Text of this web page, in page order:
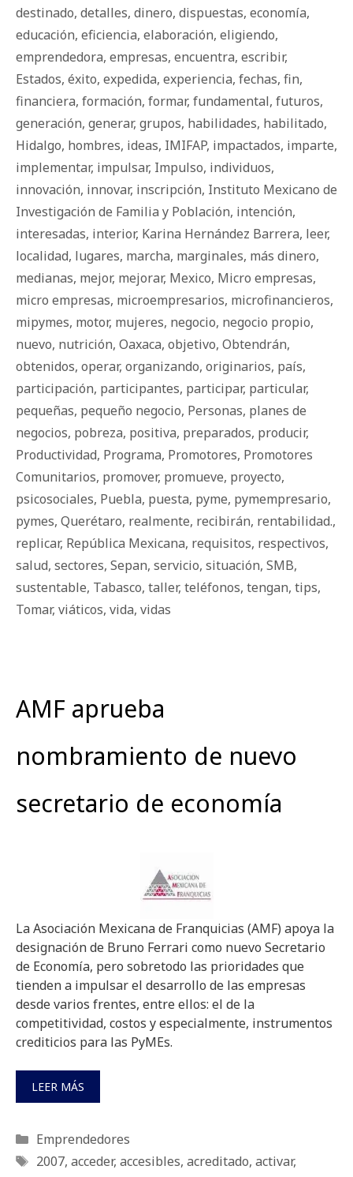
destinado, detalles, dinero, dispuestas, economía,
educación, eficiencia, elaboración, eligiendo,
emprendedora, empresas, encuentra, escribir,
Estados, éxito, expedida, experiencia, fechas, fin,
financiera, formación, formar, fundamental, futuros,
generación, generar, grupos, habilidades, habilitado,
Hidalgo, hombres, ideas, IMIFAP, impactados, imparte,
implementar, impulsar, Impulso, individuos,
innovación, innovar, inscripción, Instituto Mexicano de
Investigación de Familia y Población, intención,
interesadas, interior, Karina Hernández Barrera, leer,
localidad, lugares, marcha, marginales, más dinero,
medianas, mejor, mejorar, Mexico, Micro empresas,
micro empresas, microempresarios, microfinancieros,
mipymes, motor, mujeres, negocio, negocio propio,
nuevo, nutrición, Oaxaca, objetivo, Obtendrán,
obtenidos, operar, organizando, originarios, país,
participación, participantes, participar, particular,
pequeñas, pequeño negocio, Personas, planes de
negocios, pobreza, positiva, preparados, producir,
Productividad, Programa, Promotores, Promotores
Comunitarios, promover, promueve, proyecto,
psicosociales, Puebla, puesta, pyme, pymempresario,
pymes, Querétaro, realmente, recibirán, rentabilidad.,
replicar, República Mexicana, requisitos, respectivos,
salud, sectores, Sepan, servicio, situación, SMB,
sustentable, Tabasco, taller, teléfonos, tengan, tips,
Tomar, viáticos, vida, vidas
AMF aprueba
nombramiento de nuevo
secretario de economía
La Asociación Mexicana de Franquicias (AMF) apoya la
designación de Bruno Ferrari como nuevo Secretario
de Economía, pero sobretodo las prioridades que
tienden a impulsar el desarrollo de las empresas
desde varios frentes, entre ellos: el de la
competitividad, costos y especialmente, instrumentos
crediticios para las PyMEs.
LEER MÁS
Categorías
Emprendedores
Etiquetas
2007, acceder, accesibles, acreditado, activar,